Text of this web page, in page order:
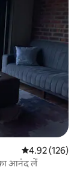
औसत रेटिंग 5 में से
4.92 (126)
का आनंद लें